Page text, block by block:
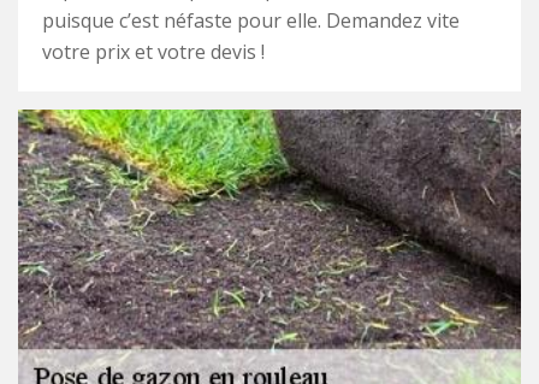
puisque c’est néfaste pour elle. Demandez vite
votre prix et votre devis !